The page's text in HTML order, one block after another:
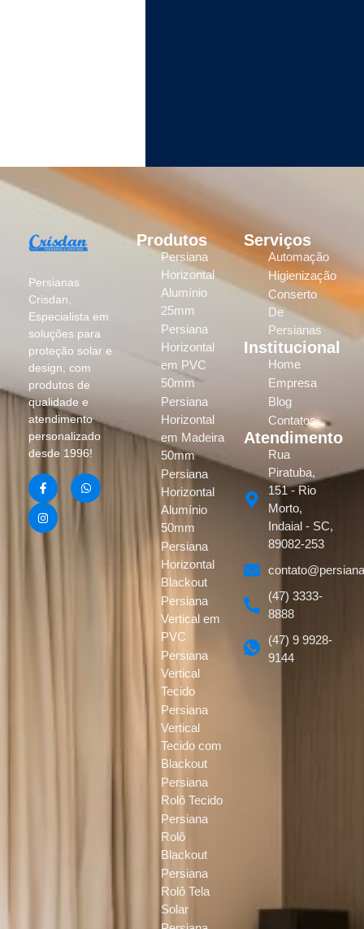
Persianas
Crisdan,
Especialista em
soluções para
proteção solar e
design, com
produtos de
qualidade e
atendimento
personalizado
desde 1996!
Produtos
Persiana
Horizontal
Alumínio
25mm
Persiana
Horizontal
em PVC
50mm
Persiana
Horizontal
em Madeira
50mm
Persiana
Horizontal
Alumínio
50mm
Persiana
Horizontal
Blackout
Persiana
Vertical em
PVC
Persiana
Vertical
Tecido
Persiana
Vertical
Tecido com
Blackout
Persiana
Rolô Tecido
Persiana
Rolô
Blackout
Persiana
Rolô Tela
Solar
Serviços
Automação
Higienização
Conserto
De
Persianas
Institucional
Home
Empresa
Blog
Contatos
Atendimento
Rua
Piratuba,
151 - Rio
Morto,
Indaial - SC,
89082-253
(47) 3333-
8888
(47) 9 9928-
9144